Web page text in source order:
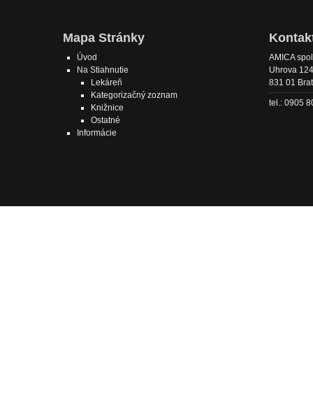
Mapa Stránky
Úvod
Na Stiahnutie
Lekáreň
Kategorizačný zoznam
Knižnice
Ostatné
Informácie
AMICA
Uhrova
831 01
tel.: 0905